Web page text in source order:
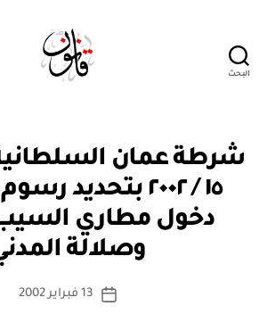
البحث
التصنيفات
شرطة عمان
١٥ / ٢٠٠٢ بتحديد
دخول مطاري السيب
وصلالة
كاتب
بو
س
ة
تاريخ
13 فبراير 2002